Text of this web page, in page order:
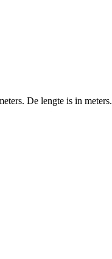
De lengte is in meters.